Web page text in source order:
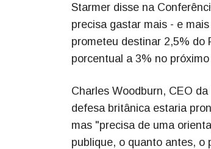
Starmer disse na
precisa gastar mais - e
prometeu destinar 2,5% do
porcentual a 3% no
Charles Woodburn, CEO
defesa britânica estaria
mas "precisa de uma
publique, o quanto antes, o